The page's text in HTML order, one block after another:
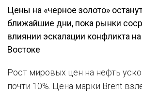
Цены на «черное золото»
ближайшие дни, пока рынки
влиянии эскалации конфликта
Востоке
Рост мировых цен на нефть
почти 10%. Цена марки Brent